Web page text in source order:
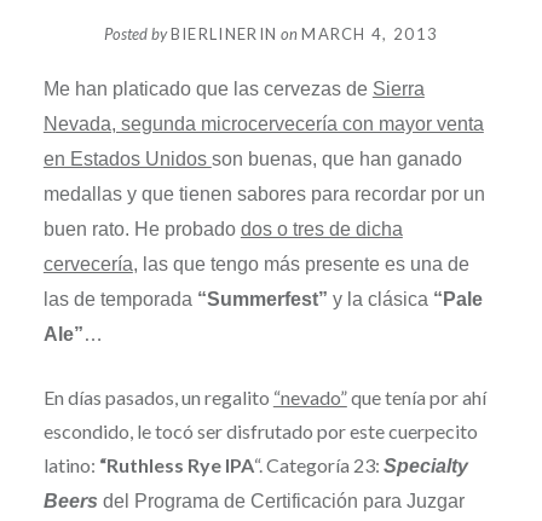
Posted byBIERLINERIN on MARCH 4, 2013
Me han platicado que las cervezas de Sierra
Nevada, segunda microcervecería con mayor venta
en Estados Unidos son buenas, que han ganado
medallas y que tienen sabores para recordar por un
buen rato. He probado dos o tres de dicha
cervecería, las que tengo más presente es una de
las de temporada “Summerfest” y la clásica “Pale
Ale”…
En días pasados, un regalito “nevado”que tenía por ahí
escondido, le tocó ser disfrutado por este cuerpecito
latino: “Ruthless Rye IPA“. Categoría 23: Specialty
Beers del Programa de Certificación para Juzgar